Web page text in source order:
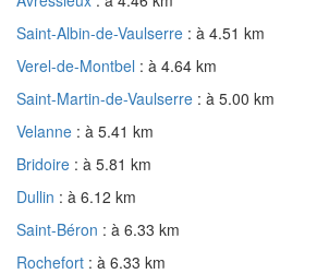
Saint-Albin-de-Vaulserre : à 4.51 km
Verel-de-Montbel : à 4.64 km
Saint-Martin-de-Vaulserre : à 5.00 km
Velanne : à 5.41 km
Bridoire : à 5.81 km
Dullin : à 6.12 km
Saint-Béron : à 6.33 km
Rochefort : à 6.33 km